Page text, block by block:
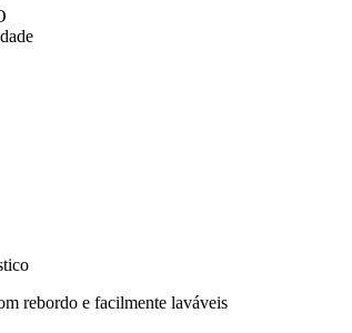
rebordo e facilmente laváveis